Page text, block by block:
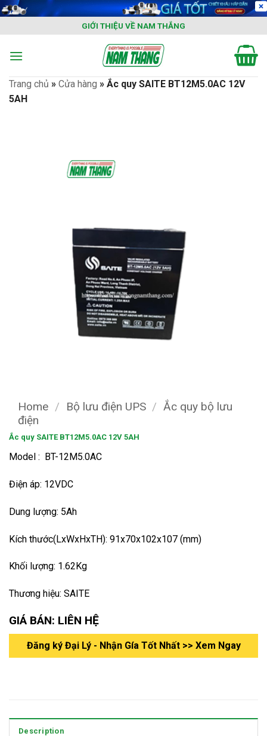
Skip
content
GIỚI THIỆU VỀ NAM THẮNG
Trang chủ » Cửa hàng » Ắc quy SAITE BT12M5.0AC 12V
5AH
Home / Bộ lưu điện UPS / Ắc quy bộ lưu
điện
Ắc quy SAITE BT12M5.0AC 12V 5AH
Model : BT-12M5.0AC
Điện áp: 12VDC
Dung lượng: 5Ah
Kích thước(LxWxHxTH): 91x70x102x107 (mm)
Khối lượng: 1.62Kg
Thương hiệu: SAITE
GIÁ BÁN: LIÊN HỆ
Đăng ký Đại Lý - Nhận Gía Tốt Nhất >> Xem Ngay
Description